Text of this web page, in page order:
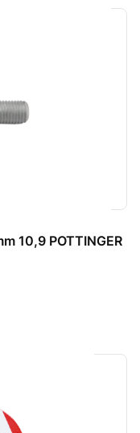
10,9 POTTINGER